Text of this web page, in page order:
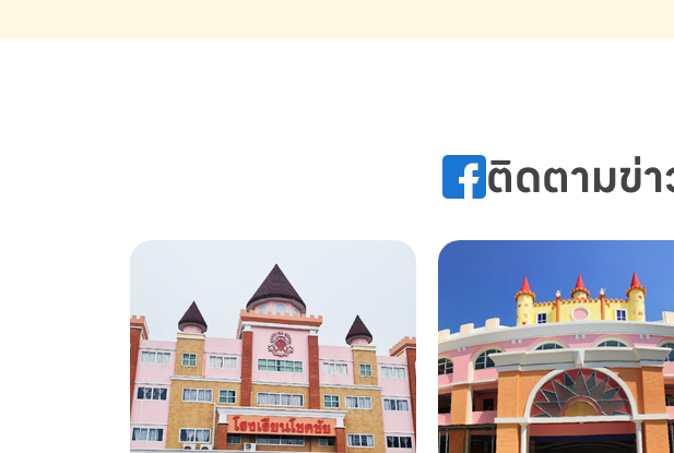
AND MENTAL ARITHMETIC
Arithmetic Competition
โรงเรียนโชคชัยกระบี่-สอบถามข้อ
ติดตามข่า